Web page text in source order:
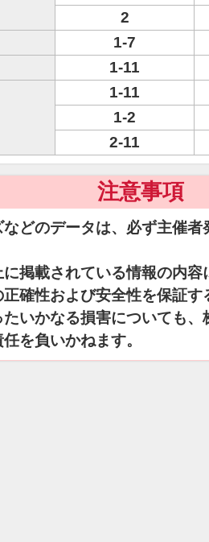
2
1-7
1-11
1-11
1-2
2-11
注意事項
どのデータは、必ず主催
掲載されている情報の内容
正確性および安全性を保証
いかなる損害についても
を負いかねます。